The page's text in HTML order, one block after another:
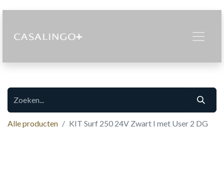
Alle producten KIT Surf 250 24V Zwart I met User 2 DG